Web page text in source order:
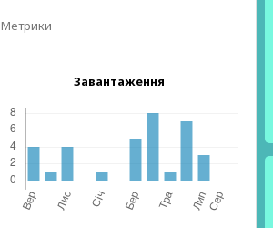
Метрики
Завантаження